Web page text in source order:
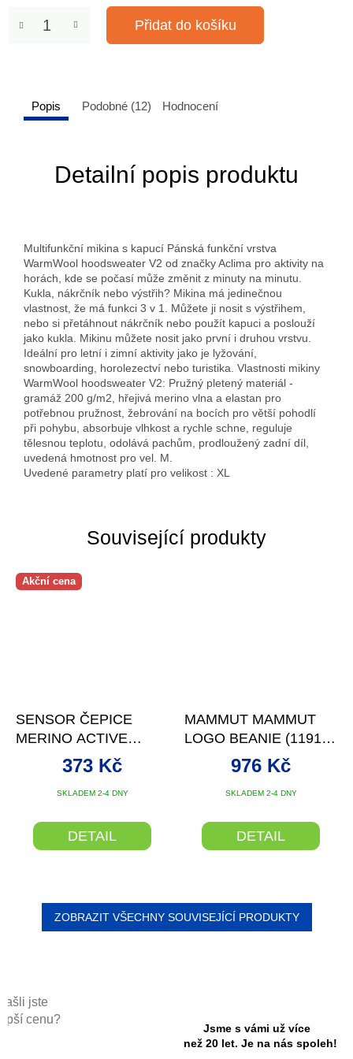
Přidat do košíku
jste
cenu?
Jsme s vámi už více
než 20 let. Je na nás spoleh!
Související produkty
Akční cena
SENSOR ČEPICE
MERINO ACTIVE
SKLADEM 2-4 DNY
373 Kč
DETAIL
MAMMUT MAMMUT
LOGO BEANIE (1191-
SKLADEM 2-4 DNY
976 Kč
DETAIL
ZOBRAZIT VŠECHNY SOUVISEJÍCÍ PRODUKTY
Popis Podobné (12) Hodnocení
Detailní popis produktu
Multifunkční mikina s kapucí Pánská funkční vrstva
WarmWool hoodsweater V2 od značky Aclima pro aktivity na
horách, kde se počasí může změnit z minuty na minutu.
Kukla, nákrčník nebo výstřih? Mikina má jedinečnou
vlastnost, že má funkci 3 v 1. Můžete ji nosit s výstřihem,
nebo si přetáhnout nákrčník nebo použít kapuci a poslouží
jako kukla. Mikinu můžete nosit jako první i druhou vrstvu.
Ideální pro letní i zimní aktivity jako je lyžování,
snowboarding, horolezectví nebo turistika. Vlastnosti mikiny
WarmWool hoodsweater V2: Pružný pletený materiál -
gramáž 200 g/m2, hřejivá merino vlna a elastan pro
potřebnou pružnost, žebrování na bocích pro větší pohodlí
při pohybu, absorbuje vlhkost a rychle schne, reguluje
tělesnou teplotu, odolává pachům, prodloužený zadní díl,
uvedená hmotnost pro vel. M.
Uvedené parametry platí pro velikost : XL